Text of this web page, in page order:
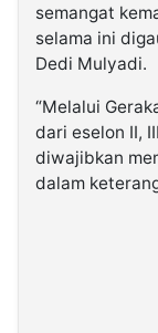
semangat
selama ini
Dedi Mulyadi.
“Melalui
dari eselon II,
diwajibkan
dalam